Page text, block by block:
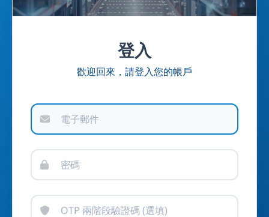
登入
歡迎回來，請登入您的帳戶